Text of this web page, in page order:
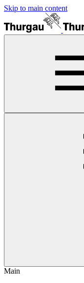
Skip to main content
Main